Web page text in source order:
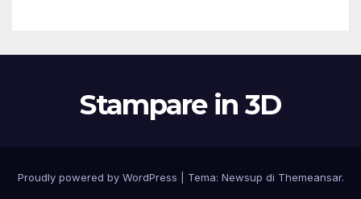
Stampare in 3D
Proudly powered by WordPress Tema: Newsup di Themeansar.